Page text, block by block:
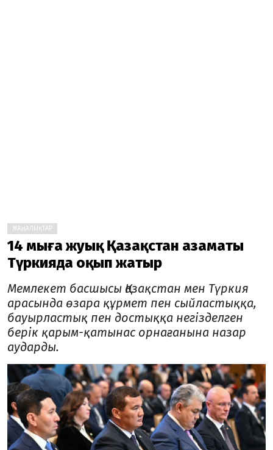
ЖАҢАЛЫҚТАР
14 мыңға жуық Қазақстан азаматы
Түркияда оқып жатыр
Мемлекет басшысы Қазақстан мен Түркия
арасында өзара құрмет пен сыйластыққа,
бауырластық пен достыққа негізделген
берік қарым-қатынас орнағанына назар
аударды.